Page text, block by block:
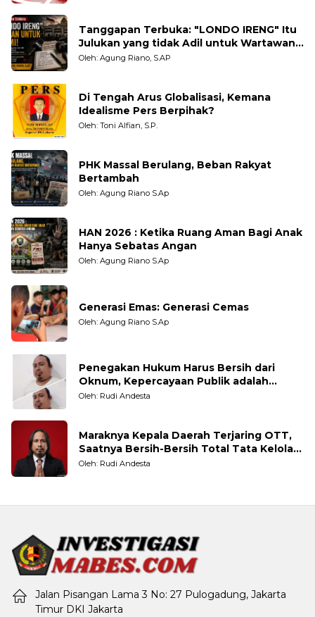
Tanggapan Terbuka: "LONDO IRENG" Itu
Julukan yang tidak Adil untuk Wartawan,
Pengamat dan LSM
Oleh: Agung Riano, S.AP
Di Tengah Arus Globalisasi, Kemana
Idealisme Pers Berpihak?
Oleh: Toni Alfian, S.P.
PHK Massal Berulang, Beban Rakyat
Bertambah
Oleh: Agung Riano S.Ap
HAN 2026 : Ketika Ruang Aman Bagi Anak
Hanya Sebatas Angan
Oleh: Agung Riano S.Ap
Generasi Emas: Generasi Cemas
Oleh: Agung Riano S.Ap
Penegakan Hukum Harus Bersih dari
Oknum, Kepercayaan Publik adalah
Taruhannya
Oleh: Rudi Andesta
Maraknya Kepala Daerah Terjaring OTT,
Saatnya Bersih-Bersih Total Tata Kelola
Pemerintahan
Oleh: Rudi Andesta
Jalan Pisangan Lama 3 No: 27 Pulogadung, Jakarta
Timur DKI Jakarta